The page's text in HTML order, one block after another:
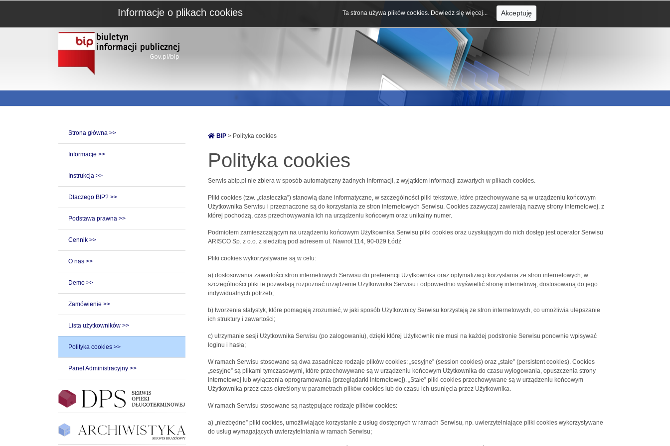
Strona główna >>
Informacje >>
Instrukcja >>
Dlaczego BIP? >>
Podstawa prawna >>
Cennik >>
O nas >>
Demo >>
Zamówienie >>
Lista użytkowników >>
Polityka cookies >>
Panel Administracyjny >>
BIP > Polityka cookies
Polityka cookies
Serwis abip.pl nie zbiera w sposób automatyczny żadnych informacji, z wyjątkiem informacji zawartych w plikach cookies.
Pliki cookies (tzw. „ciasteczka”) stanowią dane informatyczne, w szczególności pliki tekstowe, które przechowywane są w urządzeniu końcowym
Użytkownika Serwisu i przeznaczone są do korzystania ze stron internetowych Serwisu. Cookies zazwyczaj zawierają nazwę strony internetowej, z
której pochodzą, czas przechowywania ich na urządzeniu końcowym oraz unikalny numer.
Podmiotem zamieszczającym na urządzeniu końcowym Użytkownika Serwisu pliki cookies oraz uzyskującym do nich dostęp jest operator Serwisu
ARISCO Sp. z o.o. z siedzibą pod adresem ul. Nawrot 114, 90-029 Łódź
Pliki cookies wykorzystywane są w celu:
a) dostosowania zawartości stron internetowych Serwisu do preferencji Użytkownika oraz optymalizacji korzystania ze stron internetowych; w
szczególności pliki te pozwalają rozpoznać urządzenie Użytkownika Serwisu i odpowiednio wyświetlić stronę internetową, dostosowaną do jego
indywidualnych potrzeb;
b) tworzenia statystyk, które pomagają zrozumieć, w jaki sposób Użytkownicy Serwisu korzystają ze stron internetowych, co umożliwia ulepszanie
ich struktury i zawartości;
c) utrzymanie sesji Użytkownika Serwisu (po zalogowaniu), dzięki której Użytkownik nie musi na każdej podstronie Serwisu ponownie wpisywać
loginu i hasła;
W ramach Serwisu stosowane są dwa zasadnicze rodzaje plików cookies: „sesyjne” (session cookies) oraz „stałe” (persistent cookies). Cookies
„sesyjne” są plikami tymczasowymi, które przechowywane są w urządzeniu końcowym Użytkownika do czasu wylogowania, opuszczenia strony
internetowej lub wyłączenia oprogramowania (przeglądarki internetowej). „Stałe” pliki cookies przechowywane są w urządzeniu końcowym
Użytkownika przez czas określony w parametrach plików cookies lub do czasu ich usunięcia przez Użytkownika.
W ramach Serwisu stosowane są następujące rodzaje plików cookies:
a) „niezbędne” pliki cookies, umożliwiające korzystanie z usług dostępnych w ramach Serwisu, np. uwierzytelniające pliki cookies wykorzystywane
do usług wymagających uwierzytelniania w ramach Serwisu;
Informacje o plikach cookies Ta strona używa plików cookies. Dowiedz się więcej... Akceptuję